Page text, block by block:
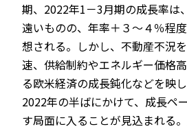
期、2022年1－3月期の成長率は
遠いものの、年率＋３～４％程
想される。しかし、不動産不況
速、供給制約やエネルギー価格
る欧米経済の成長鈍化などを映
2022年の半ばにかけて、成長ペ
す局面に入ることが見込まれる